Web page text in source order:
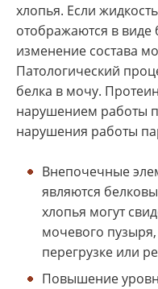
хлопья. Если
отображаются в
изменение состава
Патологический
белка в мочу.
нарушением работы
нарушения работы
Внепочечные
являются
хлопья могут
мочевого
перегрузке или
Повышение